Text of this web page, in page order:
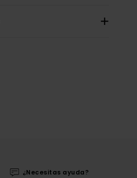
¿Necesitas ayuda?